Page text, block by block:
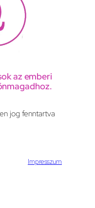
az emberi
jog fenntartva
Impresszum